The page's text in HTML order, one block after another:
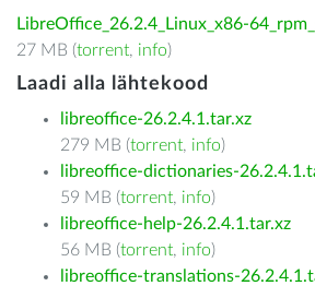
LibreOffice_26.2.4_Linux_x86-
27 MB (torrent, info)
Laadi alla lähtekood
libreoffice-26.2.4.1.tar.xz
279 MB (torrent, info)
libreoffice-dictionaries-
59 MB (torrent, info)
libreoffice-help-26.2.4.1.tar.xz
56 MB (torrent, info)
libreoffice-translations-